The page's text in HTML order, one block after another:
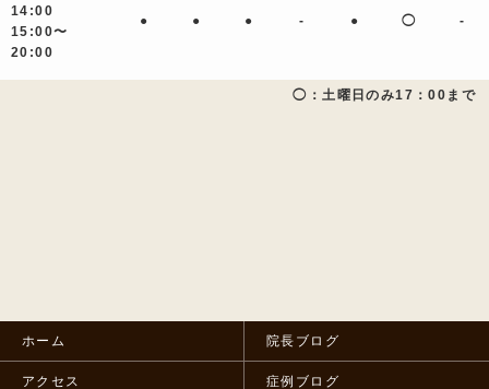
14:00
15:00〜
20:00
● ● ● - ● ◯ -
◯：土曜日のみ17：00まで
ホーム
アクセス
院長ブログ
症例ブログ